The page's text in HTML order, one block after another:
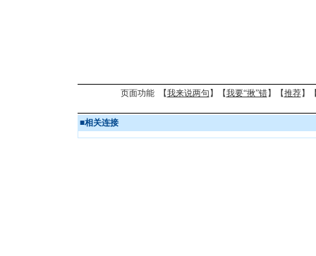
页面功能 【我来说两句 】【我要“揪”错】【推荐】
■相关连接